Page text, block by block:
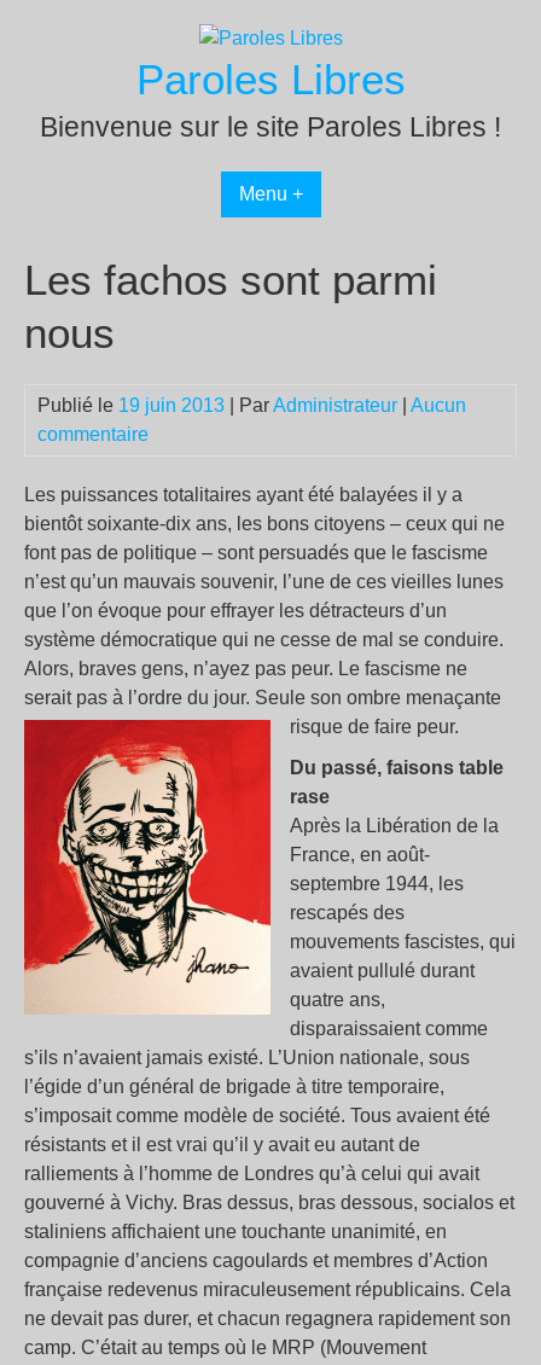
Paroles Libres
Bienvenue sur le site Paroles Libres !
Menu +
Les fachos sont parmi
nous
Publié le 19 juin 2013 | ParAdministrateur
Aucun
commentaire
Les puissances totalitaires ayant été balayées il y a
bientôt soixante-dix ans, les bons citoyens – ceux qui ne
font pas de politique – sont persuadés que le fascisme
n’est qu’un mauvais souvenir, l’une de ces vieilles lunes
que l’on évoque pour effrayer les détracteurs d’un
système démocratique qui ne cesse de mal se conduire.
Alors, braves gens, n’ayez pas peur. Le fascisme ne
serait pas à l’ordre du jour. Seule son ombre menaçante
risque de faire peur.
Du passé, faisons table
rase
Après la Libération de la
France, en août-
septembre 1944, les
rescapés des
mouvements fascistes, qui
avaient pullulé durant
quatre ans,
disparaissaient comme
s’ils n’avaient jamais existé. L’Union nationale, sous
l’égide d’un général de brigade à titre temporaire,
s’imposait comme modèle de société. Tous avaient été
résistants et il est vrai qu’il y avait eu autant de
ralliements à l’homme de Londres qu’à celui qui avait
gouverné à Vichy. Bras dessus, bras dessous, socialos et
staliniens affichaient une touchante unanimité, en
compagnie d’anciens cagoulards et membres d’Action
française redevenus miraculeusement républicains. Cela
ne devait pas durer, et chacun regagnera rapidement son
camp. C’était au temps où le MRP (Mouvement